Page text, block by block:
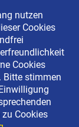
Anmeldung
nutzen
Cookies
Cookies
Bitte stimmen
Cookies